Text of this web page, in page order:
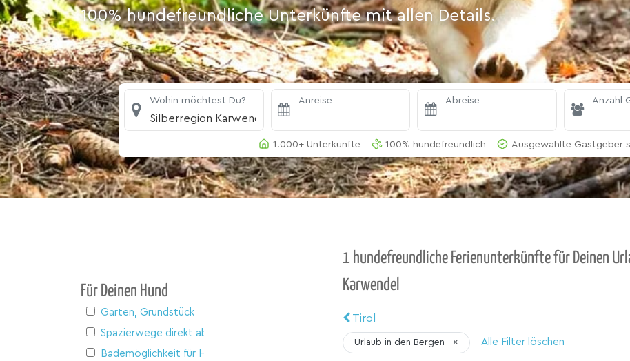
100% hundefreundliche Unterkünfte mit allen Details.
Wohin möchtest Du?
Silberregion Karwendel
Anreise Abreise Anzahl
1.000+ Unterkünfte 100% hundefreundlich Ausgewählte Gastgeber
Für Deinen Hund
Garten, Grundstück
Spazierwege direkt ab Haus
Bademöglichkeit für Hunde
1 hundefreundliche Ferienunterkünfte für Deinen
Karwendel
Tirol
Urlaub in den Bergen × Alle Filter löschen